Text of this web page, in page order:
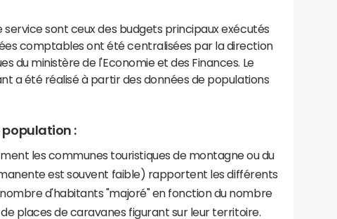
service sont ceux des budgets principaux exécutés
comptables ont été centralisées par la direction
du ministère de l'Economie et des Finances. Le
a été réalisé à partir des données de populations
population :
les communes touristiques de montagne ou du
est souvent faible) rapportent les différents
d'habitants "majoré" en fonction du nombre
places de caravanes figurant sur leur territoire.